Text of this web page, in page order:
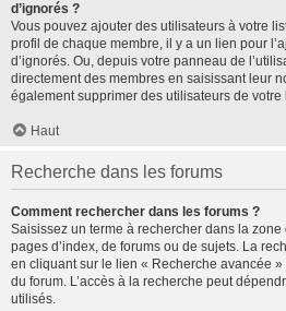
d’ignorés ?
Vous pouvez ajouter des utilisateurs à votre
profil de chaque membre, il y a un lien pour
d’ignorés. Ou, depuis votre panneau de
directement des membres en saisissant leur
également supprimer des utilisateurs de
Haut
Recherche dans les forums
Comment rechercher dans les forums ?
Saisissez un terme à rechercher dans la
pages d’index, de forums ou de sujets. La
en cliquant sur le lien « Recherche avancée
du forum. L’accès à la recherche peut
utilisés.